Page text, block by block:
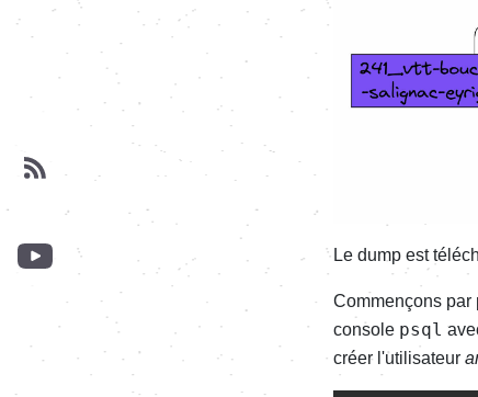
Le dump est
Commençons par
console psql
créer l'utilisateur